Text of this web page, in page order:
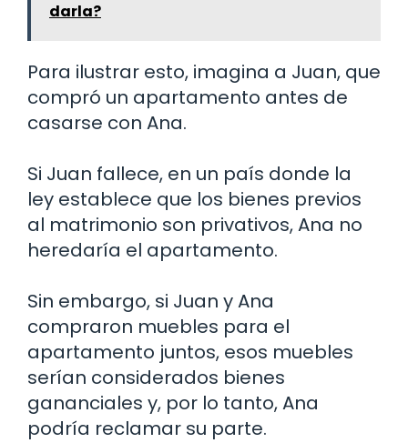
darla?
Para ilustrar esto, imagina a Juan, que
compró un apartamento antes de
casarse con Ana.
Si Juan fallece, en un país donde la
ley establece que los bienes previos
al matrimonio son privativos, Ana no
heredaría el apartamento.
Sin embargo, si Juan y Ana
compraron muebles para el
apartamento juntos, esos muebles
serían considerados bienes
gananciales y, por lo tanto, Ana
podría reclamar su parte.